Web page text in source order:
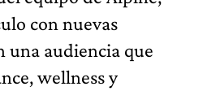
con nuevas
una audiencia que
wellness y